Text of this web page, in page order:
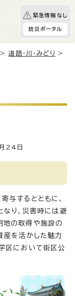
緊急情報なし
防災ポータル
>道路・川・みどり
>
24日
与するとともに、
なり、災害時には避
地の取得や施設の
産を活かした魅力
区において街区公